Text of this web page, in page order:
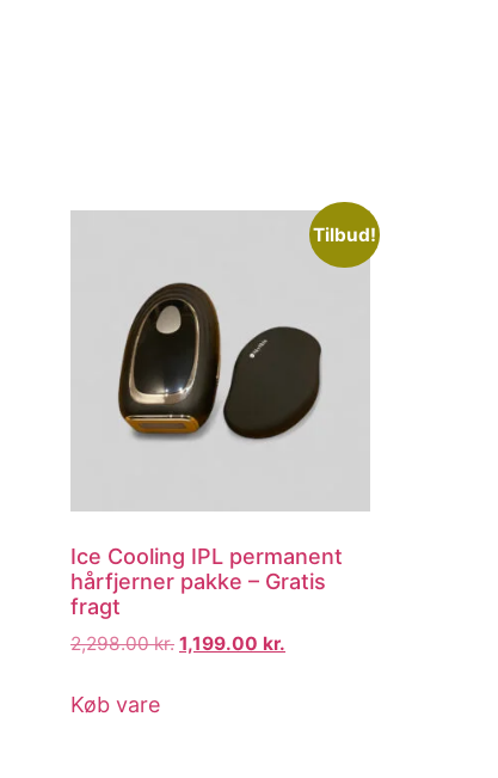
Tilbud!
Ice Cooling IPL permanent
hårfjerner pakke – Gratis
fragt
2,298.00kr. 1,199.00 kr.
Køb vare